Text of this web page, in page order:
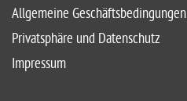
Allgemeine Geschäftsbedingungen
Privatsphäre und Datenschutz
Impressum